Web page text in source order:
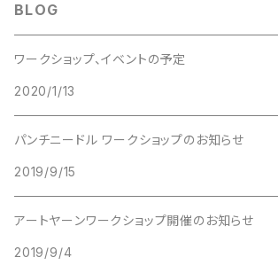
白系
コイル
BLOG
ワークショップ、イベントの予定
2020/1/13
パンチニードル ワークショップのお知らせ
2019/9/15
アートヤーンワークショップ開催のお知らせ
2019/9/4